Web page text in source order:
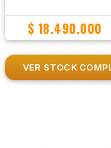
$ 18.490.000
VER STOCK